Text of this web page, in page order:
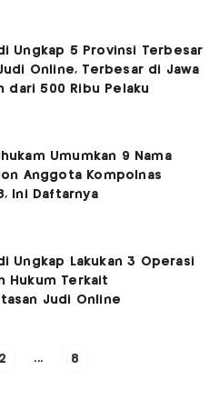
Ungkap 5 Provinsi Terbesar
Online, Terbesar di Jawa
dari 500 Ribu Pelaku
Umumkan 9 Nama
Anggota Kompolnas
Ini Daftarnya
Ungkap Lakukan 3 Operasi
Hukum Terkait
Judi Online
2 ... 8